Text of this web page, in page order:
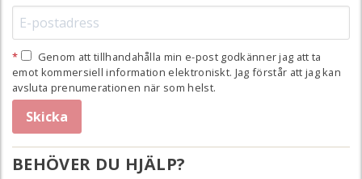
Genom att tillhandahålla min e-post godkänner jag att ta
emot kommersiell information elektroniskt. Jag förstår att jag kan
avsluta prenumerationen när som helst.
BEHÖVER DU HJÄLP?